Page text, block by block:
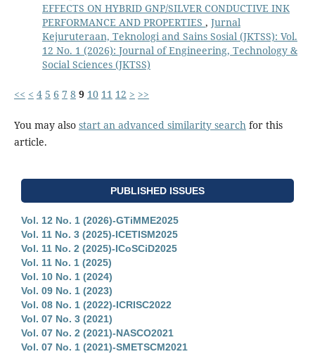
EFFECTS ON HYBRID GNP/SILVER CONDUCTIVE INK
PERFORMANCE AND PROPERTIES , Jurnal
Kejuruteraan, Teknologi and Sains Sosial (JKTSS): Vol.
12 No. 1 (2026): Journal of Engineering, Technology &
Social Sciences (JKTSS)
<< < 4 5 6 7 8 9 10 11 12 > >>
You may also start an advanced similarity search for this
article.
PUBLISHED ISSUES
Vol. 12 No. 1 (2026)-GTiMME2025
Vol. 11 No. 3 (2025)-ICETISM2025
Vol. 11 No. 2 (2025)-ICoSCiD2025
Vol. 11 No. 1 (2025)
Vol. 10 No. 1 (2024)
Vol. 09 No. 1 (2023)
Vol. 08 No. 1 (2022)-ICRISC2022
Vol. 07 No. 3 (2021)
Vol. 07 No. 2 (2021)-NASCO2021
Vol. 07 No. 1 (2021)-SMETSCM2021